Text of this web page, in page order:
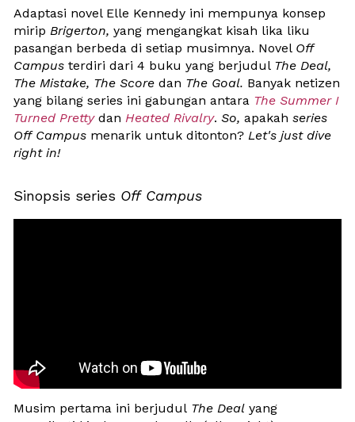
Adaptasi novel Elle Kennedy ini mempunya konsep
mirip Brigerton, yang mengangkat kisah lika liku
pasangan berbeda di setiap musimnya. Novel Off
Campus terdiri dari 4 buku yang berjudul The Deal,
The Mistake, The Score dan The Goal. Banyak netizen
yang bilang series ini gabungan antara The Summer I
Turned Pretty dan Heated Rivalry. So, apakah series
Off Campus menarik untuk ditonton? Let's just dive
right in!
Sinopsis series Off Campus
Musim pertama ini berjudul The Deal yang